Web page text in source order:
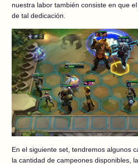
nuestra labor también consiste en que
de tal dedicación.
En el siguiente set, tendremos algunos
la cantidad de campeones disponibles,